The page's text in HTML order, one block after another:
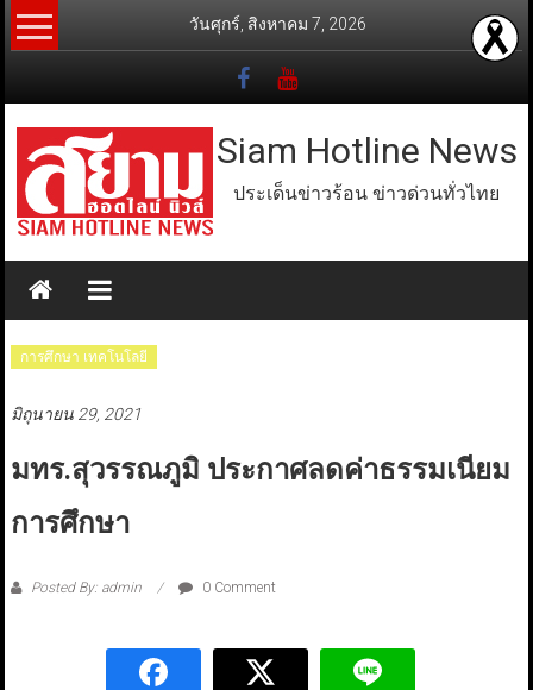
Skip
to
วันศุกร์, สิงหาคม 7, 2026
Siam Hotline News
ประเด็นข่าวร้อน ข่าวด่วนทั่วไทย
การศึกษา เทคโนโลยี
มิถุนายน 29, 2021
มทร.สุวรรณภูมิ ประกาศลดค่าธรรมเนียม
การศึกษา
Posted By: admin 0 Comment